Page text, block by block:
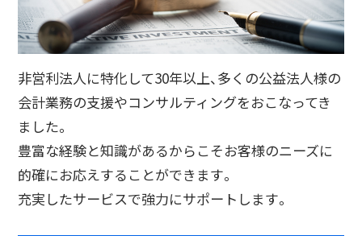
非営利法人に特化して30年以上、多くの公益法人様の
会計業務の支援やコンサルティングをおこなってき
ました。
豊富な経験と知識があるからこそお客様のニーズに
的確にお応えすることができます。
充実したサービスで強力にサポートします。